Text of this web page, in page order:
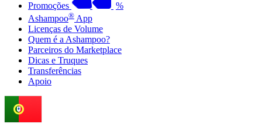
Promoções
%
Ashampoo® App
Licenças de Volume
Quem é a Ashampoo?
Parceiros do Marketplace
Dicas e Truques
Transferências
Apoio